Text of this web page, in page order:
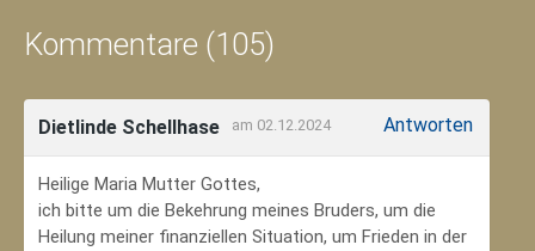
Kommentare (105)
Dietlinde Schellhase am 02.12.2024 Antworten
Heilige Maria Mutter Gottes,
ich bitte um die Bekehrung meines Bruders, um die
Heilung meiner finanziellen Situation, um Frieden in der